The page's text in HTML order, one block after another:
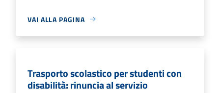
VAI ALLA PAGINA
Trasporto scolastico per studenti con
disabilità: rinuncia al servizio